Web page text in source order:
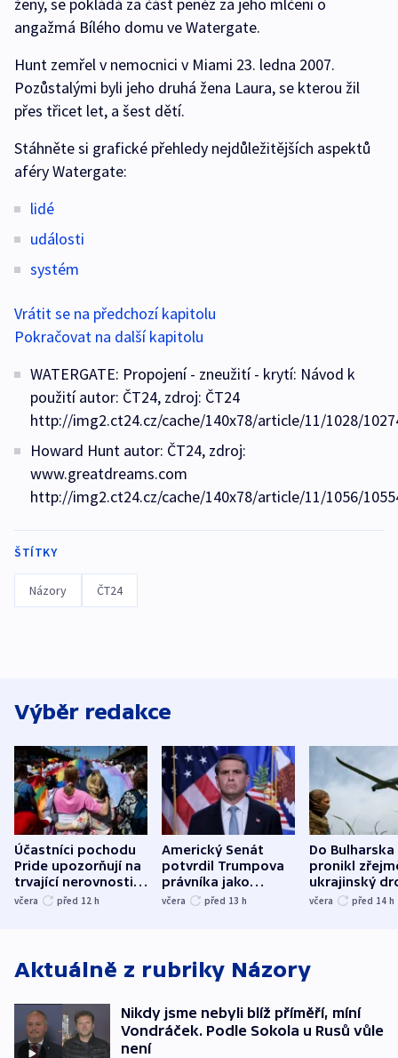
ženy, se pokládá za část peněz za jeho mlčení o
angažmá Bílého domu ve Watergate.
Hunt zemřel v nemocnici v Miami 23. ledna 2007.
Pozůstalými byli jeho druhá žena Laura, se kterou žil
přes třicet let, a šest dětí.
Stáhněte si grafické přehledy nejdůležitějších aspektů
aféry Watergate:
lidé
události
systém
Vrátit se na předchozí kapitolu
Pokračovat na další kapitolu
WATERGATE: Propojení - zneužití - krytí: Návod k
použití autor: ČT24, zdroj: ČT24
http://img2.ct24.cz/cache/140x78/article/11/1028/
Howard Hunt autor: ČT24, zdroj:
www.greatdreams.com
http://img2.ct24.cz/cache/140x78/article/11/1056/
ŠTÍTKY
Názory ČT24
Výběr redakce
Účastníci pochodu
Pride upozorňují na
trvající nerovnosti i
společenskou
včera před 12 h
Americký Senát
potvrdil Trumpova
právníka jako
ministra
včera před 13 h
Do Bulharska
pronikl
ukrajinský
explodoval
včera před 14 h
Aktuálně z rubriky Názory
Nikdy jsme nebyli blíž příměří, míní
Vondráček. Podle Sokola u Rusů vůle
není